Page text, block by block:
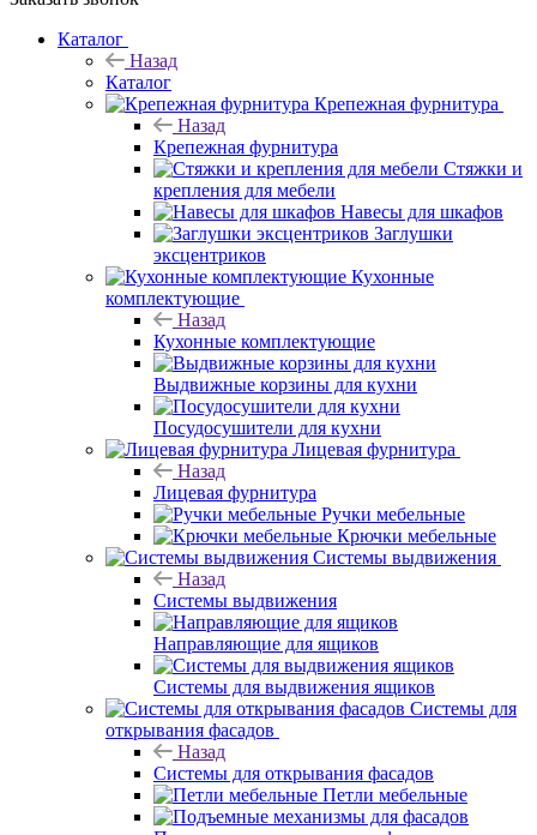
Каталог
Назад
Каталог
Крепежная фурнитура
Назад
Крепежная фурнитура
Стяжки и
крепления для мебели
Навесы для шкафов
Заглушки
эксцентриков
Кухонные
комплектующие
Назад
Кухонные комплектующие
Выдвижные корзины для кухни
Посудосушители для кухни
Лицевая фурнитура
Назад
Лицевая фурнитура
Ручки мебельные
Крючки мебельные
Системы выдвижения
Назад
Системы выдвижения
Направляющие для ящиков
Системы для выдвижения ящиков
Системы для
открывания фасадов
Назад
Системы для открывания фасадов
Петли мебельные